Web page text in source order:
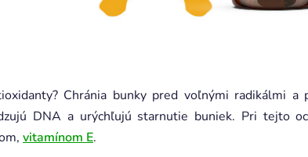
Chránia bunky pred voľnými radikálmi a
DNA a urýchľujú starnutie buniek. Pri tejto
vitamínom E.